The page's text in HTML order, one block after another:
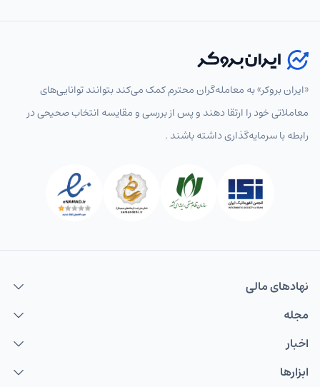
«ایران بروکر» به معامله‌گران محترم کمک می‌کند بتوانند توانایی‌های
معاملاتی خود را ارتقا دهند و پس از بررسی و مقایسه انتخاب‌ صحیحی در
رابطه با سرمایه‌گذاری داشته باشند .
نهاد‌های مالی
مجله
اخبار
ابزارها